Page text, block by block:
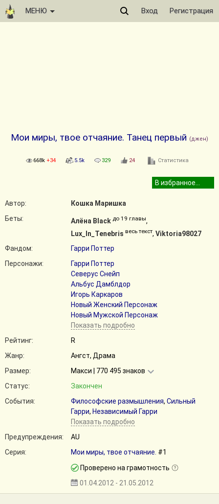
МЕНЮ Вход Регистрация
Мои миры, твое отчаяние. Танец первый (джен)
668k +34 5.5k 329 24 Статистика
Автор:
Кошка Маришка
Беты:
Алёна Black до 19 главы,
Lux_In_Tenebris весь текст, Viktoria98027
Фандом:
Гарри Поттер
Персонажи:
Гарри Поттер
Северус Снейп
Альбус Дамблдор
Игорь Каркаров
Новый Женский Персонаж
Новый Мужской Персонаж
Показать подробно
Рейтинг:
R
Жанр:
Ангст, Драма
Размер:
Макси | 770 495 знаков
Статус:
Закончен
События:
Философские размышления, Сильный
Гарри, Независимый Гарри
Показать подробно
Предупреждения:
AU
Серия:
Мои миры, твое отчаяние. #1
Проверено на грамотность
01.04.2012 - 21.05.2012